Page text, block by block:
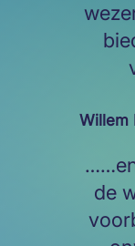
Willem
de